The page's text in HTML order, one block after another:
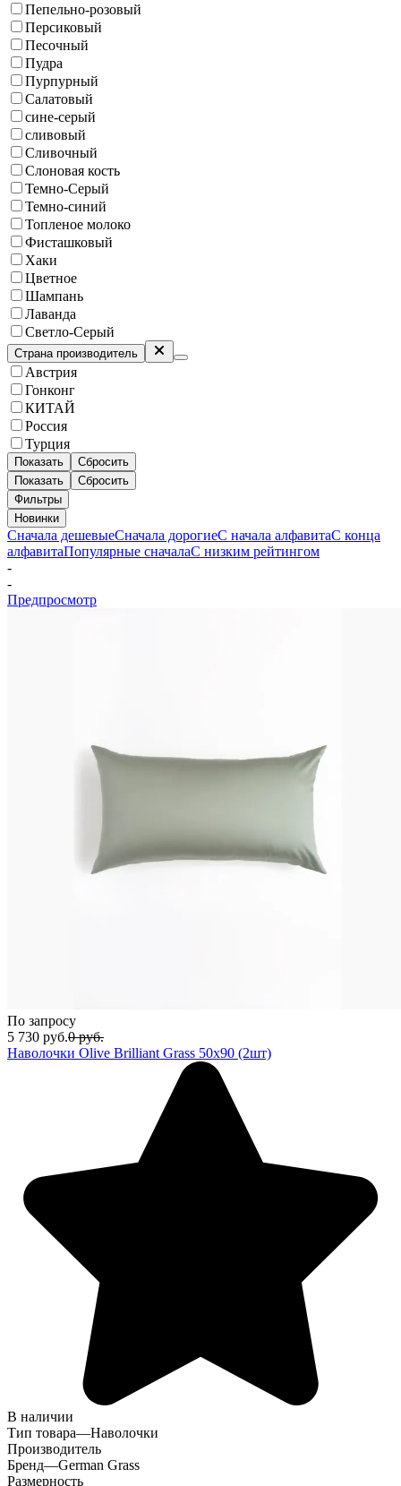
Пепельно-розовый
Персиковый
Песочный
Пудра
Пурпурный
Салатовый
сине-серый
сливовый
Сливочный
Слоновая кость
Темно-Серый
Темно-синий
Топленое молоко
Фисташковый
Хаки
Цветное
Шампань
Лаванда
Светло-Серый
Страна производитель
Австрия
Гонконг
КИТАЙ
Россия
Турция
Показать
Сбросить
Показать
Сбросить
Фильтры
Новинки
Сначала дешевыеСначала дорогиеС начала алфавитаС конца
алфавитаПопулярные сначалаС низким рейтингом
-
-
Предпросмотр
По запросу
5 730 руб.0 руб.
Наволочки Olive Brilliant Grass 50х90 (2шт)
В наличии
Тип товара—Наволочки
Производитель
Бренд—German Grass
Размерность